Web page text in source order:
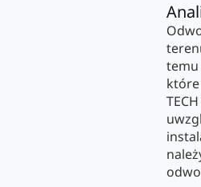
temu
które